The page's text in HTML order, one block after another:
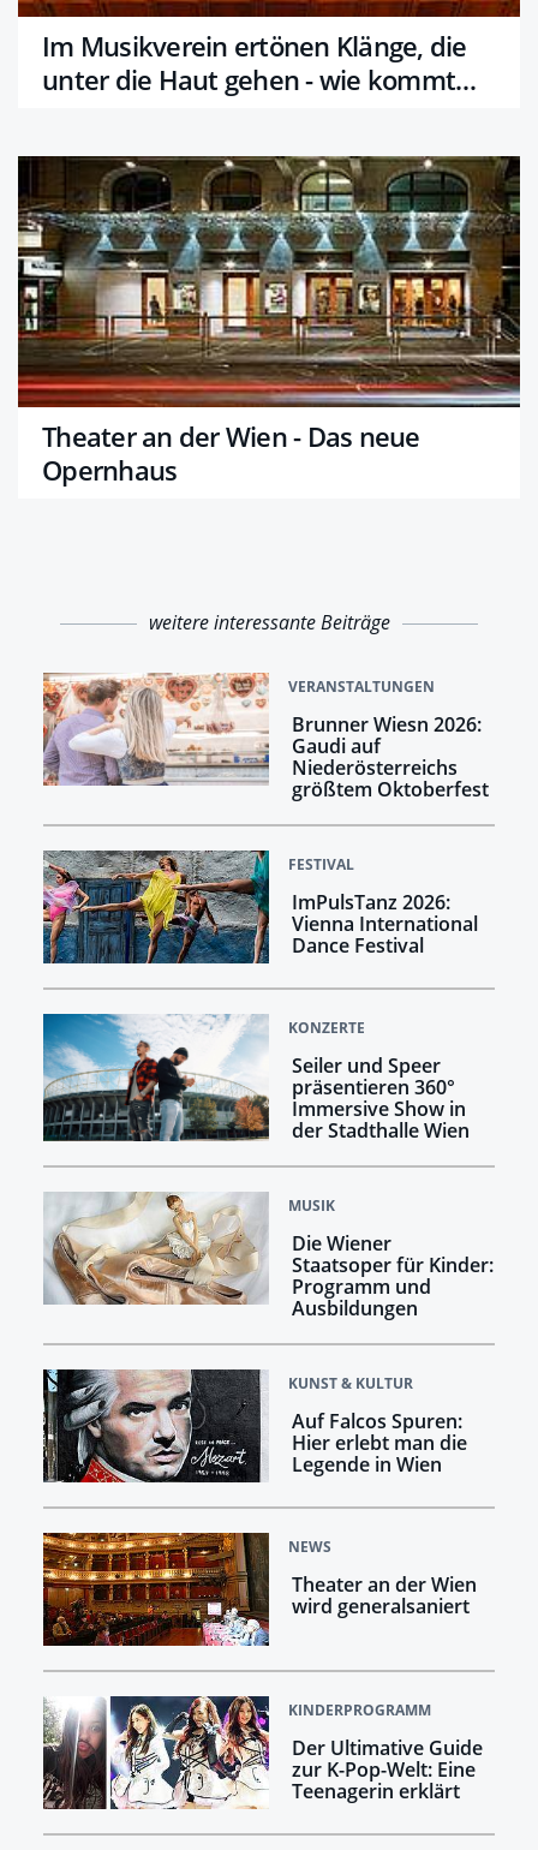
Im Musikverein ertönen Klänge, die
unter die Haut gehen - wie kommt
Theater an der Wien - Das neue
Opernhaus
weitere interessante Beiträge
VERANSTALTUNGEN
Brunner Wiesn 2026:
Gaudi auf
Niederösterreichs
größtem Oktoberfest
FESTIVAL
ImPulsTanz 2026:
Vienna International
Dance Festival
KONZERTE
Seiler und Speer
präsentieren 360°
Immersive Show in
der Stadthalle Wien
MUSIK
Die Wiener
Staatsoper für Kinder:
Programm und
Ausbildungen
KUNST & KULTUR
Auf Falcos Spuren:
Hier erlebt man die
Legende in Wien
NEWS
Theater an der Wien
wird generalsaniert
KINDERPROGRAMM
Der Ultimative Guide
zur K-Pop-Welt: Eine
Teenagerin erklärt